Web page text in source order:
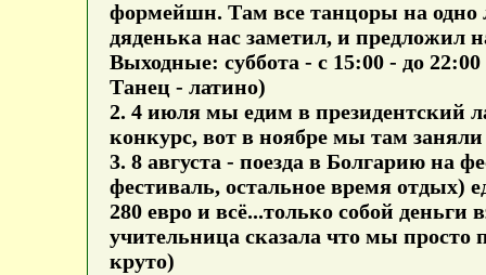
формейшн. Там все танцоры на одно
дяденька нас заметил, и предложил
Выходные: суббота - с 15:00 - до
Танец - латино)
2. 4 июля мы едим в президентский
конкурс, вот в ноябре мы там
3. 8 августа - поезда в Болгарию на
фестиваль, остальное время отдых)
280 евро и всё...только собой
учительница сказала что мы просто
круто)